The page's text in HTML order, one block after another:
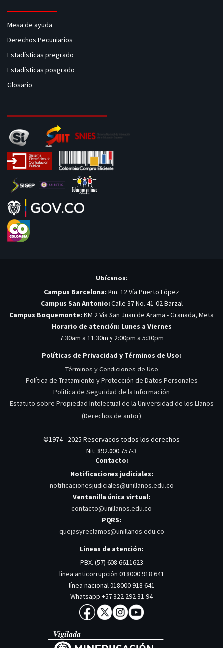
Mesa de ayuda
Derechos Pecuniarios
Estadísticas pregrado
Estadísticas posgrado
Glosario
Ubícanos:
Campus Barcelona: Km. 12 Vía Puerto López
Campus San Antonio: Calle 37 No. 41-02 Barzal
Campus Boquemonte: KM 2 Via San Juan de Arama - Granada, Meta
Horario de atención: Lunes a Viernes
7:30am a 11:30m y 2:00pm a 5:30pm
Políticas de Privacidad y Términos de Uso:
Términos y Condiciones de Uso
Política de Tratamiento y Protección de Datos Personales
Política de Seguridad de la Información
Estatuto sobre Propiedad Intelectual de la Universidad de los Llanos
(Derechos de autor)
©1974 - 2025 Reservados todos los derechos
Nit: 892.000.757-3
Contacto:
Notificaciones judiciales:
notificacionesjudiciales@unillanos.edu.co
Ventanilla única virtual:
contacto@unillanos.edu.co
PQRS:
quejasyreclamos@unillanos.edu.co
Lineas de atención:
PBX. (57) 608 6611623
línea anticorrupción 018000 918 641
línea nacional 018000 918 641
Whatsapp +57 322 292 31 94